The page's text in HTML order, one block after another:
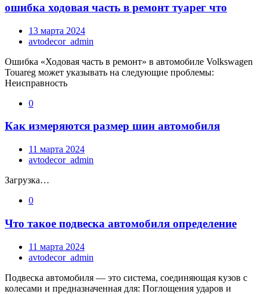
ошибка ходовая часть в ремонт туарег что
13 марта 2024
avtodecor_admin
Ошибка «Ходовая часть в ремонт» в автомобиле Volkswagen
Touareg может указывать на следующие проблемы:
Неисправность
0
Как измеряются размер шин автомобиля
11 марта 2024
avtodecor_admin
Загрузка…
0
Что такое подвеска автомобиля определение
11 марта 2024
avtodecor_admin
Подвеска автомобиля — это система, соединяющая кузов с
колесами и предназначенная для: Поглощения ударов и